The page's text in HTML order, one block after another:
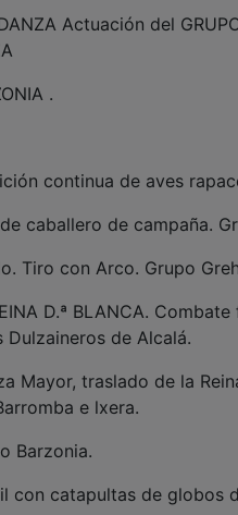
Actuación del
.
continua de aves
caballero de campaña.
Tiro con Arco. Grupo
D.ª BLANCA.
Dulzaineros de Alcalá.
Mayor, traslado de la
e lxera.
Barzonia.
con catapultas de globos